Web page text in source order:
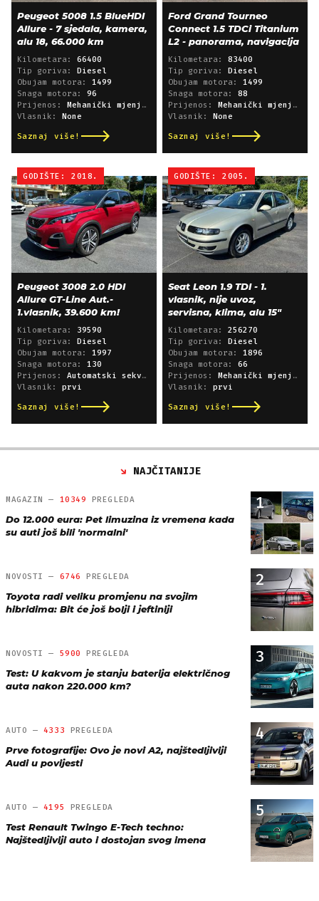
Peugeot 5008 1.5 BlueHDI
Allure - 7 sjedala, kamera,
alu 18, 66.000 km
Kilometara: 66400
Tip goriva:
Diesel
Obujam motora: 1499
Snaga motora: 96
Prijenos:
Mehanički mjenjač
Vlasnik:
None
Saznaj više!
Ford Grand Tourneo
Connect 1.5 TDCi Titanium
L2 - panorama, navigacija
Kilometara: 83400
Tip goriva:
Diesel
Obujam motora: 1499
Snaga motora: 88
Prijenos:
Mehanički mjenjač
Vlasnik:
None
Saznaj više!
GODIŠTE: 2018.
Peugeot 3008 2.0 HDI
Allure GT-Line Aut.-
1.vlasnik, 39.600 km!
Kilometara: 39590
Tip goriva:
Diesel
Obujam motora: 1997
Snaga motora: 130
Prijenos: Automatski sekvencijski
Vlasnik: prvi
Saznaj više!
GODIŠTE: 2005.
Seat Leon 1.9 TDI - 1.
vlasnik, nije uvoz,
servisna, klima, alu 15"
Kilometara: 256270
Tip goriva:
Diesel
Obujam motora: 1896
Snaga motora: 66
Prijenos:
Mehanički mjenjač
Vlasnik: prvi
Saznaj više!
NAJČITANIJE
1
MAGAZIN — 10349 PREGLEDA
Do 12.000 eura: Pet limuzina iz vremena kada
su auti još bili 'normalni'
2
NOVOSTI — 6746 PREGLEDA
Toyota radi veliku promjenu na svojim
hibridima: Bit će još bolji i jeftiniji
3
NOVOSTI — 5900 PREGLEDA
Test: U kakvom je stanju baterija električnog
auta nakon 220.000 km?
4
AUTO — 4333 PREGLEDA
Prve fotografije: Ovo je novi A2, najštedljiviji
Audi u povijesti
5
AUTO — 4195 PREGLEDA
Test Renault Twingo E-Tech techno:
Najštedljiviji auto i dostojan svog imena